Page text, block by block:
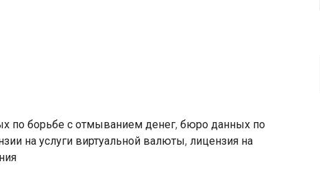
по борьбе с отмыванием денег, бюро данных по
на услуги виртуальной валюты, лицензия на